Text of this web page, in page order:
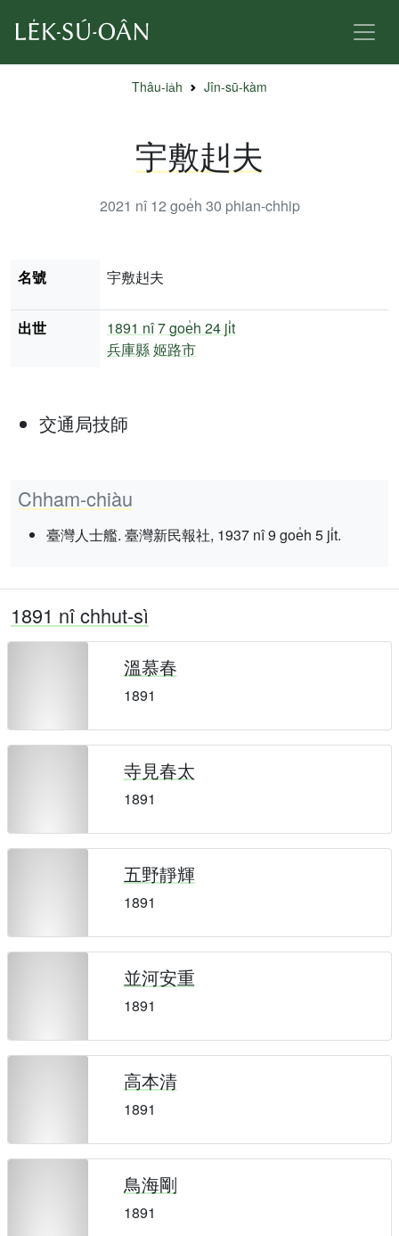
Thâu-ia̍h Jîn-sū-kàm
宇敷赳夫
2021 nî 12 goe̍h 30 phian-chhip
交通局技師
Chham-chiàu
臺灣人士艦. 臺灣新民報社, 1937 nî 9 goe̍h 5 ji̍t.
名號 宇敷赳夫
出世 1891 nî7 goe̍h 24 ji̍t
兵庫縣姬路市
1891 nî chhut-sì
溫慕春
1891
寺見春太
1891
五野靜輝
1891
並河安重
1891
高本清
1891
鳥海剛
1891